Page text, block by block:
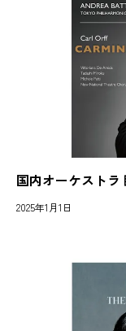
国内オーケストラ
2025年1月1日